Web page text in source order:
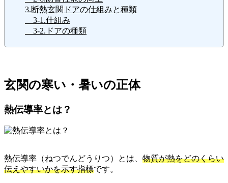
3.断熱玄関ドアの仕組みと種類
3-1.仕組み
3-2.ドアの種類
玄関の寒い・暑いの正体
熱伝導率とは？
熱伝導率（ねつでんどうりつ）とは、 物質が熱をどのくらい
伝えやすいかを示す指標です。